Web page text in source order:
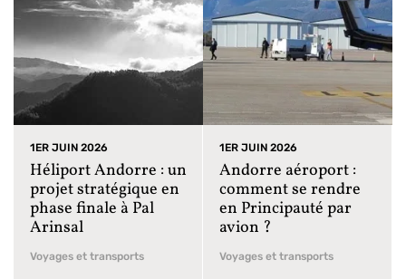
1ER JUIN 2026
Héliport Andorre : un
projet stratégique en
phase finale à Pal
Arinsal
Voyages et transports
1ER JUIN 2026
Andorre aéroport :
comment se rendre
en Principauté par
avion ?
Voyages et transports